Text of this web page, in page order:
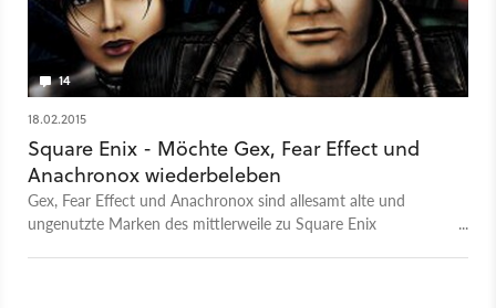
14
18.02.2015
Square Enix - Möchte Gex, Fear Effect und
Anachronox wiederbeleben
Gex, Fear Effect und Anachronox sind allesamt alte und
ungenutzte Marken des mittlerweile zu Square Enix